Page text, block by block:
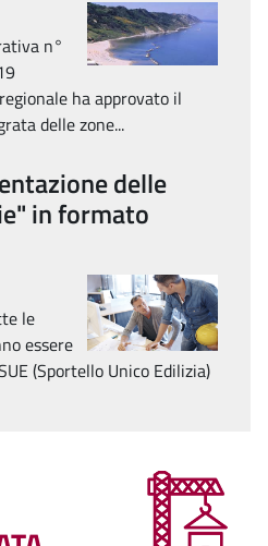
n°
ha approvato il
delle zone...
delle
in formato
le
essere
(Sportello Unico Edilizia)